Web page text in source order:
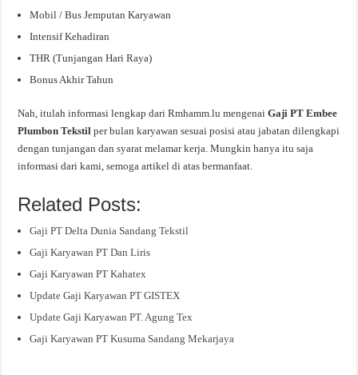
Mobil / Bus Jemputan Karyawan
Intensif Kehadiran
THR (Tunjangan Hari Raya)
Bonus Akhir Tahun
Nah, itulah informasi lengkap dari Rmhamm.lu mengenaiGaji PT Embee
Plumbon Tekstilper bulan karyawan sesuai posisi atau jabatan dilengkapi
dengan tunjangan dan syarat melamar kerja. Mungkin hanya itu saja
informasi dari kami, semoga artikel di atas bermanfaat.
Related Posts:
Gaji PT Delta Dunia Sandang Tekstil
Gaji Karyawan PT Dan Liris
Gaji Karyawan PT Kahatex
Update Gaji Karyawan PT GISTEX
Update Gaji Karyawan PT. Agung Tex
Gaji Karyawan PT Kusuma Sandang Mekarjaya